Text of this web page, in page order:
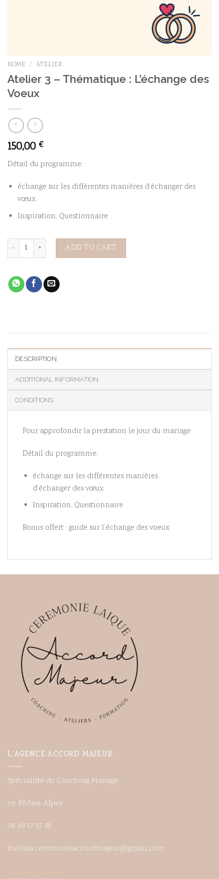
HOME / ATELIER
Atelier 3 – Thématique : L’échange des
Voeux
150,00€
Détail du programme:
échange sur les différentes manières d’échanger des
vœux
Inspiration, Questionnaire
Atelier 3 - Thématique : L’échange des Voeux quantity
ADD TO CART
DESCRIPTION
ADDITIONAL INFORMATION
CONDITIONS
Pour approfondir la prestation le jour du mariage
Détail du programme:
échange sur les différentes manières
d’échanger des vœux
Inspiration, Questionnaire
Bonus offert : guide sur l’échange des voeux
L’AGENCE ACCORD MAJEUR
Spécialiste du Coaching Mariage
en Rhône-Alpes
06 48 57 37 89
melissa.ceremonieaccordmajeur@gmail.com